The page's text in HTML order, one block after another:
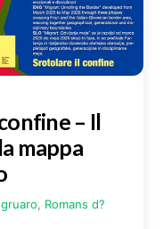
– Il
mappa
Romans d?